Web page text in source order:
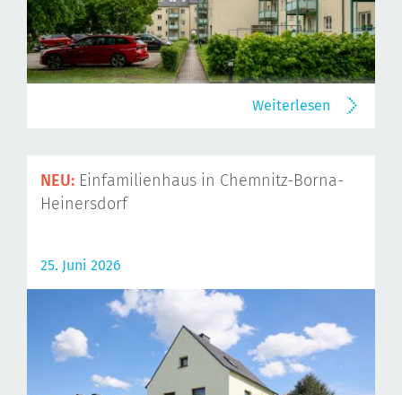
Weiterlesen
NEU: Einfamilienhaus in Chemnitz-Borna-
Heinersdorf
25. Juni 2026